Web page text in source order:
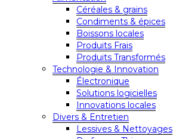
Céréales & grains
Condiments & épices
Boissons locales
Produits Frais
Produits Transformés
Technologie & Innovation
Électronique
Solutions logicielles
Innovations locales
Divers & Entretien
Lessives & Nettoyages